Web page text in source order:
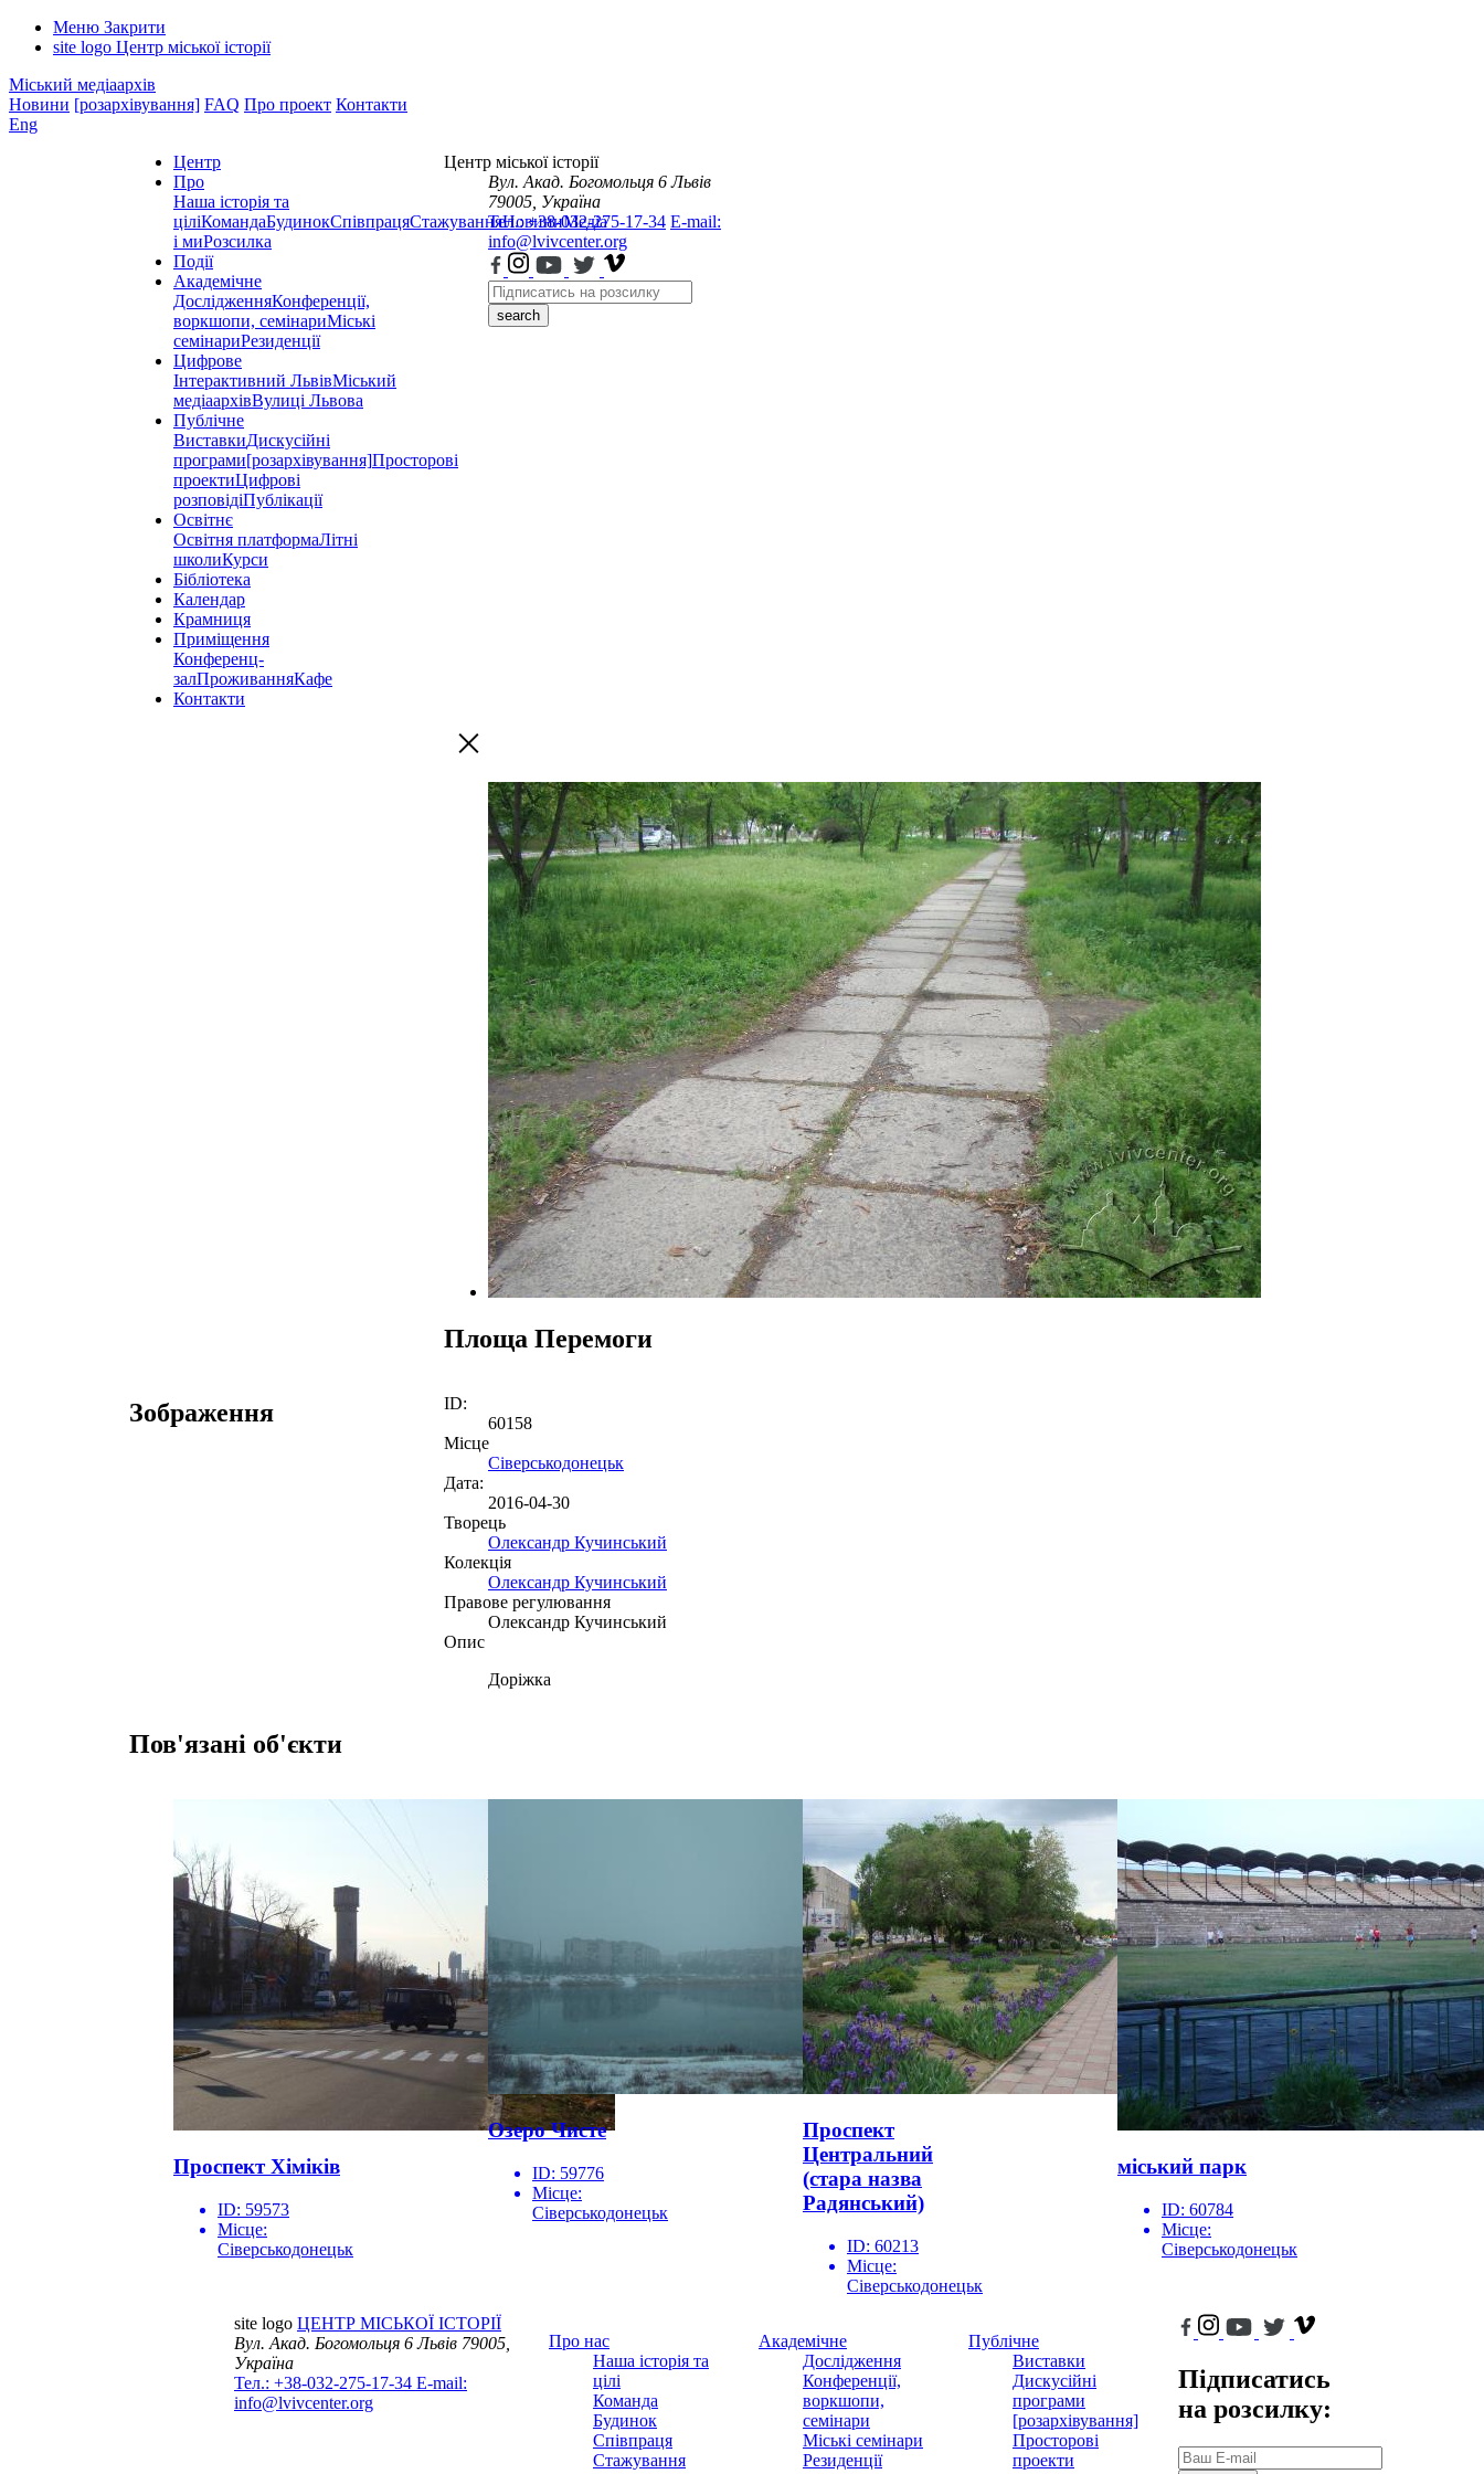
Меню Закрити
site logo Центр міської історії
Міський медіаархів
Новини [розархівування] FAQ Про проект Контакти
Eng
Центр
Про
Наша історія та
ціліКомандаБудинокСпівпрацяСтажуванняНовиниМедіа
і миРозсилка
Події
Академічне
ДослідженняКонференції,
воркшопи, семінариМіські
семінариРезиденції
Цифрове
Інтерактивний ЛьвівМіський
медіаархівВулиці Львова
Публічне
ВиставкиДискусійні
програми[розархівування]Просторові
проектиЦифрові
розповідіПублікації
Освітнє
Освітня платформаЛітні
школиКурси
Бібліотека
Календар
Крамниця
Приміщення
Конференц-
залПроживанняКафе
Контакти
Центр міської історії
Вул. Акад. Богомольця 6 Львів
79005, Україна
Тел.: +38-032-275-17-34 E-mail:
info@lvivcenter.org
search
Площа Перемоги
Зображення
ID:
60158
Місце
Сіверськодонецьк
Дата:
2016-04-30
Творець
Олександр Кучинський
Колекція
Олександр Кучинський
Правове регулювання
Олександр Кучинський
Опис
Доріжка
Пов'язані об'єкти
Проспект Хіміків
ID: 59573
Місце:
Сіверськодонецьк
Озеро Чисте
ID: 59776
Місце:
Сіверськодонецьк
Проспект
Центральний
(стара назва
Радянський)
ID: 60213
Місце:
Сіверськодонецьк
міський парк
ID: 60784
Місце:
Сіверськодонецьк
site logo ЦЕНТР МІСЬКОЇ ІСТОРІЇ
Вул. Акад. Богомольця 6Львів 79005,
Україна
Тел.: +38-032-275-17-34 E-mail:
info@lvivcenter.org
Про нас
Наша історія та
цілі
Команда
Будинок
Співпраця
Стажування
Академічне
Дослідження
Конференції,
воркшопи,
семінари
Міські семінари
Резиденції
Публічне
Виставки
Дискусійні
програми
[розархівування]
Просторові
проекти
Підписатись
на розсилку: